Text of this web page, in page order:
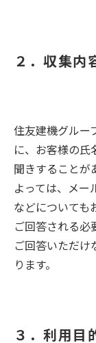
２．収集内
住友建機グルー
に、お客様の氏
聞きすることが
よっては、メー
などについても
ご回答される
ご回答いただ
ります。
３．利用目